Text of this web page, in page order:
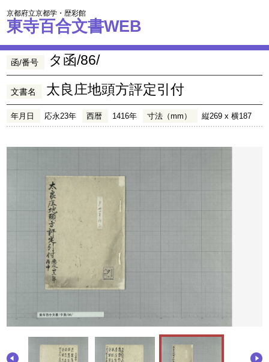
京都府立京都学・歴彩館
東寺百合文書WEB
函/番号 タ函/86/
文書名 太良庄地頭方評定引付
年月日 応永23年 西暦 1416年 寸法（mm） 縦269 x 横187